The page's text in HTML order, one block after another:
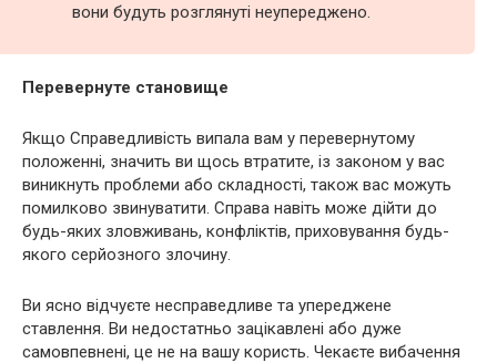
вони будуть розглянуті неупереджено.
Перевернуте становище
Якщо Справедливість випала вам у перевернутому
положенні, значить ви щось втратите, із законом у вас
виникнуть проблеми або складності, також вас можуть
помилково звинуватити. Справа навіть може дійти до
будь-яких зловживань, конфліктів, приховування будь-
якого серйозного злочину.
Ви ясно відчуєте несправедливе та упереджене
ставлення. Ви недостатньо зацікавлені або дуже
самовпевнені, це не на вашу користь. Чекаєте вибачення